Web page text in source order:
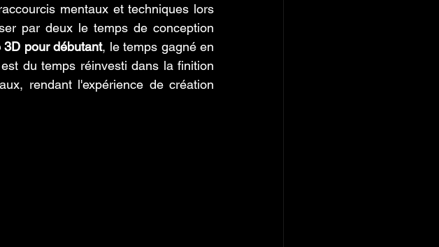
mentaux et techniques lors
par deux le temps de conception
pour débutant, le temps gagné en
du temps réinvesti dans la finition
rendant l'expérience de création